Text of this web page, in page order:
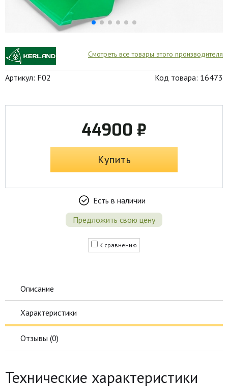
Смотреть все товары этого производителя
Артикул: F02 Код товара: 16473
44900 ₽
Купить
Есть в наличии
Предложить свою цену
К сравнению
Описание
Характеристики
Отзывы (0)
Технические характеристики